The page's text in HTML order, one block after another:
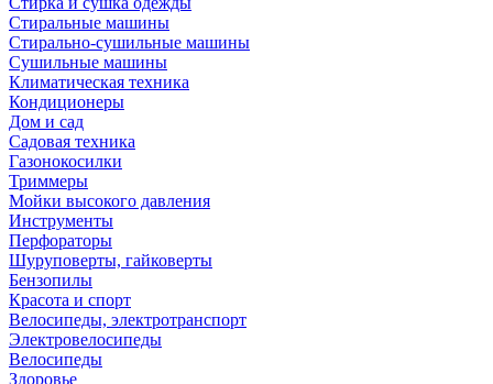
Стиральные машины
Стирально-сушильные машины
Сушильные машины
Климатическая техника
Кондиционеры
Дом и сад
Садовая техника
Газонокосилки
Триммеры
Мойки высокого давления
Инструменты
Перфораторы
Шуруповерты, гайковерты
Бензопилы
Красота и спорт
Велосипеды, электротранспорт
Электровелосипеды
Велосипеды
Здоровье